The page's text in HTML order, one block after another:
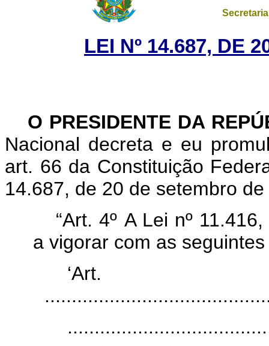
LEI Nº 14.687, DE
O PRESIDENTE DA
Nacional decreta e eu
art. 66 da Constituição
14.687, de 20 de setembro
“Art. 4º A Lei nº
a vigorar com as